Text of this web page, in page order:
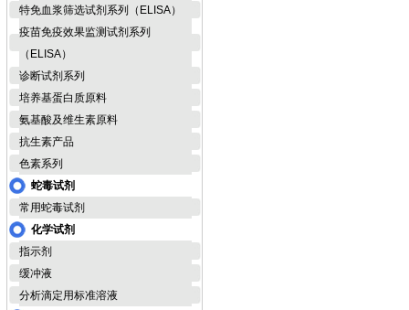
特免血浆筛选试剂系列（ELISA）
疫苗免疫效果监测试剂系列
（ELISA）
诊断试剂系列
培养基蛋白质原料
氨基酸及维生素原料
抗生素产品
色素系列
蛇毒试剂
常用蛇毒试剂
化学试剂
指示剂
缓冲液
分析滴定用标准溶液